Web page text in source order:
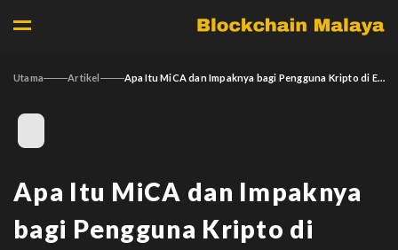
Utama Artikel Apa Itu MiCA dan Impaknya bagi Pengguna Kripto di Eropah?
Apa Itu MiCA dan Impaknya
bagi Pengguna Kripto di